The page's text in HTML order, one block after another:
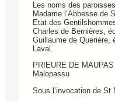
Les noms des
Madame l’Abbesse de
Etat des
Charles de Bernières,
Guillaume de Querière,
Laval.
PRIEURE DE
Malopassu
Sous l’invocation de St